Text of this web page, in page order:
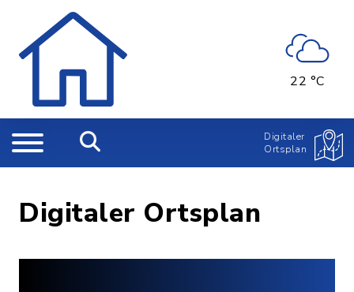
22 °C
Digitaler
Ortsplan
Digitaler Ortsplan